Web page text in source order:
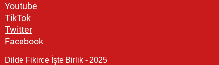
Youtube
TikTok
Twitter
Facebook
Dilde Fikirde İşte Birlik - 2025